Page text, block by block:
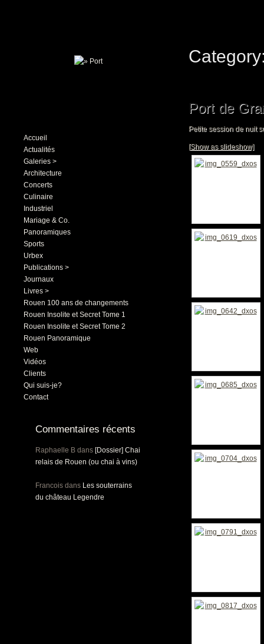
Accueil
Actualités
Galeries >
Architecture
Concerts
Culinaire
Industriel
Mariage & Co.
Panoramiques
Sports
Urbex
Publications >
Journaux
Livres >
Rouen 100 ans de changements
Rouen Insolite et Secret Tome 1
Rouen Insolite et Secret Tome 2
Rouen Panoramique
Web
Vidéos
Clients
Qui suis-je?
Contact
Commentaires récents
Raphaelle B dans [Dossier] Chai
relais de Rouen (ou chai à vins)
Francois dans Les souterrains
du château Legendre
Port de
Petite session de nuit
[Show as slideshow]